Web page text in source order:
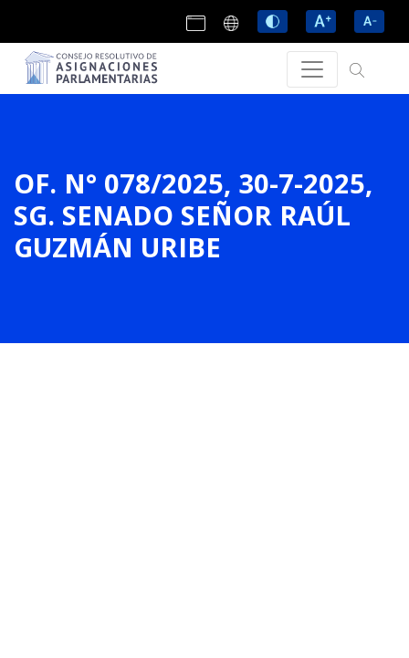
OF. N° 078/2025, 30-7-2025,
SG. SENADO SEÑOR RAÚL
GUZMÁN URIBE